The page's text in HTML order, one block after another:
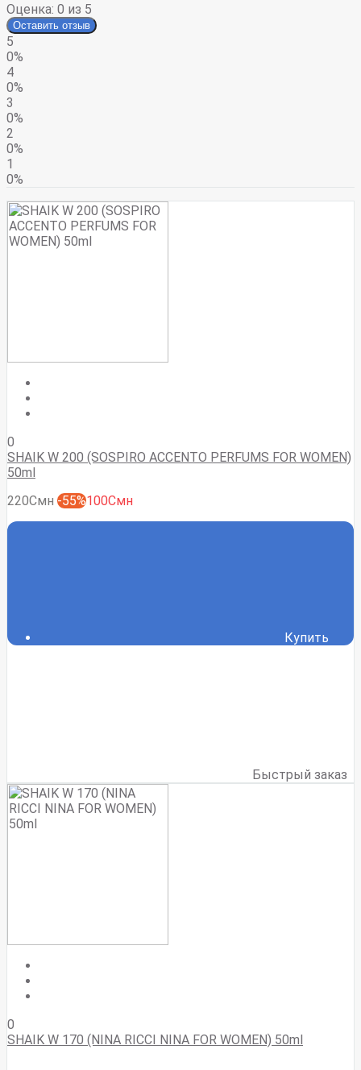
Оценка: 0 из 5
Оставить отзыв
5
0%
4
0%
3
0%
2
0%
1
0%
0
SHAIK W 200 (SOSPIRO ACCENTO PERFUMS FOR WOMEN)
50ml
220Смн -55%100Смн
Купить
Быстрый заказ
0
SHAIK W 170 (NINA RICСI NINA FOR WOMEN) 50ml